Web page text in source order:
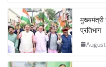
मुख्यमंत्री
प्रतिभाग